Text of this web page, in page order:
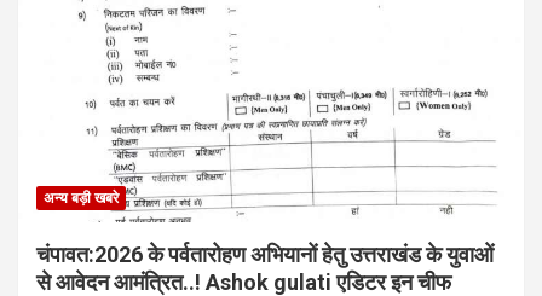
अन्य बड़ी खबरे
चंपावत:2026 के पर्वतारोहण अभियानों हेतु उत्तराखंड के युवाओं
से आवेदन आमंत्रित..! Ashok gulati एडिटर इन चीफ